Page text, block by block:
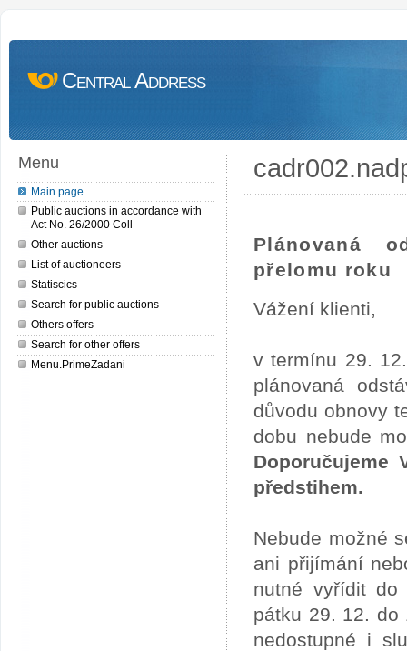
Central Address
Menu
Main page
Public auctions in accordance with
Act No. 26/2000 Coll
Other auctions
List of auctioneers
Statiscics
Search for public auctions
Others offers
Search for other offers
Menu.PrimeZadani
Plánovaná
přelomu roku
Vážení klienti,
v termínu 29.
plánovaná
důvodu obnovy
dobu nebude
Doporučujeme
předstihem.
Nebude možné
ani přijímání
nutné vyřídit do
pátku 29. 12. do
nedostupné i